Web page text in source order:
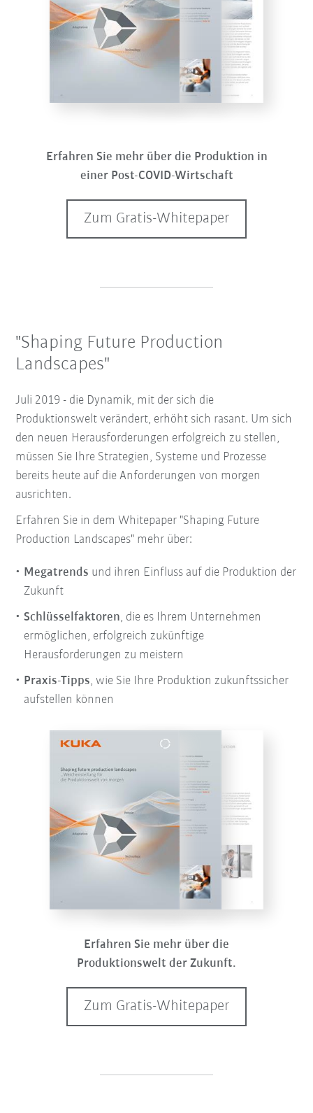
Erfahren Sie mehr über die Produktion in
einer Post-COVID-Wirtschaft
Zum Gratis-Whitepaper
"Shaping Future Production
Landscapes"
Juli 2019 - die Dynamik, mit der sich die
Produktionswelt verändert, erhöht sich rasant. Um sich
den neuen Herausforderungen erfolgreich zu stellen,
müssen Sie Ihre Strategien, Systeme und Prozesse
bereits heute auf die Anforderungen von morgen
ausrichten.
Erfahren Sie in dem Whitepaper "Shaping Future
Production Landscapes" mehr über:
Megatrends und ihren Einfluss auf die Produktion der
Zukunft
Schlüsselfaktoren, die es Ihrem Unternehmen
ermöglichen, erfolgreich zukünftige
Herausforderungen zu meistern
Praxis-Tipps, wie Sie Ihre Produktion zukunftssicher
aufstellen können
Erfahren Sie mehr über die
Produktionswelt der Zukunft.
Zum Gratis-Whitepaper